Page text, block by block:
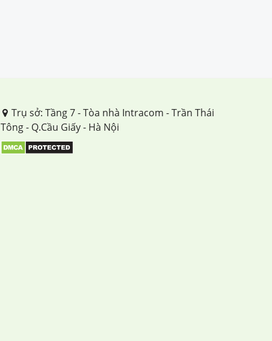
Trụ sở: Tầng 7 - Tòa nhà Intracom - Trần Thái
Tông - Q.Cầu Giấy - Hà Nội